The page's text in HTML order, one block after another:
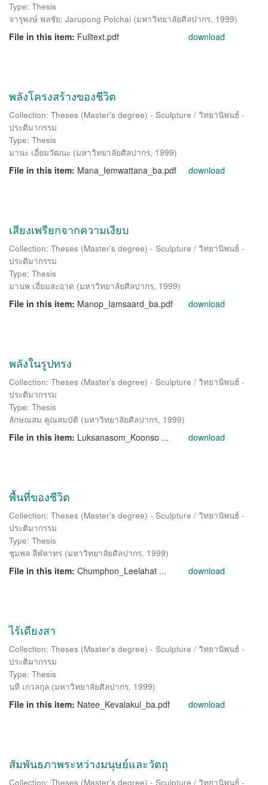
Type: Thesis
จารุพงษ์ พลชัย; Jarupong Polchai (มหาวิทยาลัยศิลปากร, 1999)
File in this item: Fulltext.pdf download
พลังโครงสร้างของชีวิต
Collection: Theses (Master's degree) - Sculpture / วิทยานิพนธ์ -
ประติมากรรม
Type: Thesis
มานะ เอี่ยมวัฒนะ (มหาวิทยาลัยศิลปากร, 1999)
File in this item: Mana_Iemwattana_ba.pdf download
เสียงเพรียกจากความเงียบ
Collection: Theses (Master's degree) - Sculpture / วิทยานิพนธ์ -
ประติมากรรม
Type: Thesis
มานพ เอี่ยมสะอาด (มหาวิทยาลัยศิลปากร, 1999)
File in this item: Manop_Iamsaard_ba.pdf download
พลังในรูปทรง
Collection: Theses (Master's degree) - Sculpture / วิทยานิพนธ์ -
ประติมากรรม
Type: Thesis
ลักษณสม คูณสมบัติ (มหาวิทยาลัยศิลปากร, 1999)
File in this item: Luksanasom_Koonso ... download
พื้นที่ของชีวิต
Collection: Theses (Master's degree) - Sculpture / วิทยานิพนธ์ -
ประติมากรรม
Type: Thesis
ชุมพล ลีฬหาทร (มหาวิทยาลัยศิลปากร, 1999)
File in this item: Chumphon_Leelahat ... download
ไร้เดียงสา
Collection: Theses (Master's degree) - Sculpture / วิทยานิพนธ์ -
ประติมากรรม
Type: Thesis
นที เกวลกุล (มหาวิทยาลัยศิลปากร, 1999)
File in this item: Natee_Kevalakul_ba.pdf download
สัมพันธภาพระหว่างมนุษย์และวัตถุ
Collection: Theses (Master's degree) - Sculpture / วิทยานิพนธ์ -